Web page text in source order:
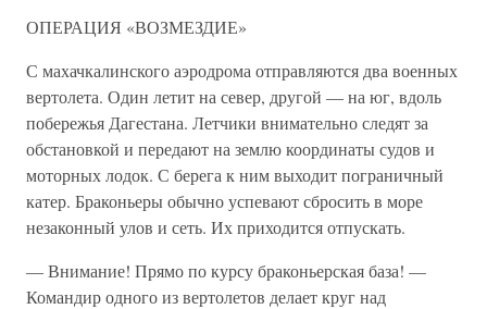
ОПЕРАЦИЯ «ВОЗМЕЗДИЕ»
С махачкалинского аэродрома отправляются два военных
вертолета. Один летит на север, другой — на юг, вдоль
побережья Дагестана. Летчики внимательно следят за
обстановкой и передают на землю координаты судов и
моторных лодок. С берега к ним выходит пограничный
катер. Браконьеры обычно успевают сбросить в море
незаконный улов и сеть. Их приходится отпускать.
— Внимание! Прямо по курсу браконьерская база! —
Командир одного из вертолетов делает круг над